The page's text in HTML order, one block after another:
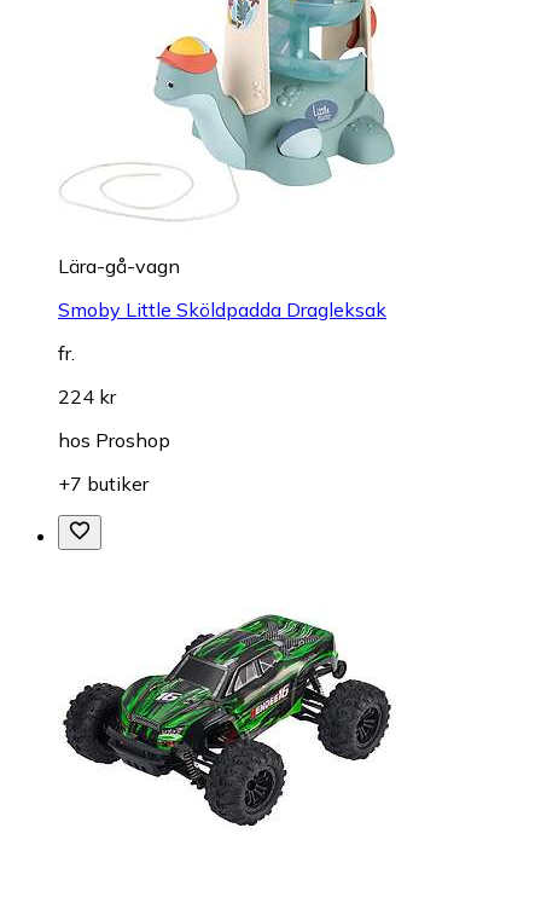
Lära-gå-vagn
Smoby Little Sköldpadda Dragleksak
fr.
224 kr
hos Proshop
+7 butiker